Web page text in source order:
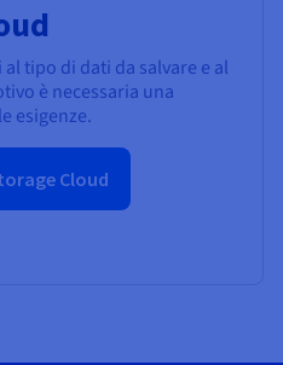
tipo di dati da salvare e al
è necessaria una
esigenze.
Cloud